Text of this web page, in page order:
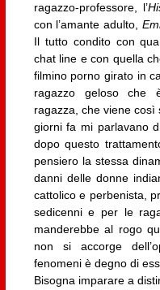
ragazzo-professore, l’
con l’amante adulto,
Il tutto condito con
chat line e con quella
filmino porno girato in
ragazzo geloso che
ragazza, che viene così
giorni fa mi parlavano
dopo questo
pensiero la stessa
danni delle donne
cattolico e perbenista,
sedicenni e per le
manderebbe al rogo
non si accorge
fenomeni è degno di
Bisogna imparare a